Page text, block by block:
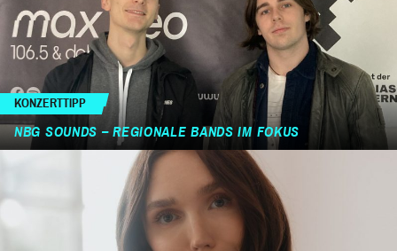
KONZERTTIPP
NBG SOUNDS – REGIONALE BANDS IM FOKUS